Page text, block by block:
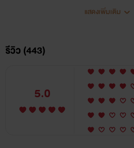
--------------
|BAD INTEREST|20+
(แพทริค x พราวดาว)
แสดงเพิ่มเติม
รีวิว (443)
5.0